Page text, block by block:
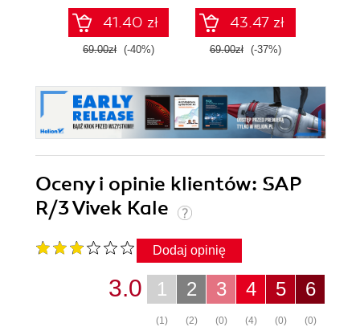
41.40 zł
69.00zł (-40%)
43.47 zł
69.00zł (-37%)
Oceny i opinie klientów: SAP
R/3 Vivek Kale
Dodaj opinię
6
(0)
5
(0)
4
(4)
3
(0)
2
(2)
1
(1)
3.0